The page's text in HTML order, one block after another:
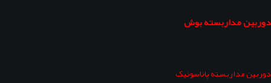
دوربین مداربسته بوش
دوربین مداربسته پاناسونیک